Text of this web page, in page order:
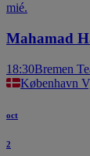
mié.
Mahamad
18:30Bremen
København
oct
2